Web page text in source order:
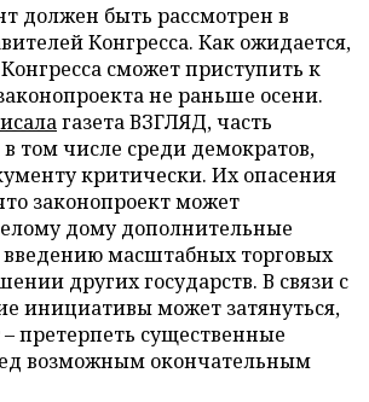
должен быть рассмотрен в
Конгресса. Как ожидается,
сможет приступить к
не раньше осени.
газета ВЗГЛЯД, часть
том числе среди демократов,
критически. Их опасения
законопроект может
дому дополнительные
масштабных торговых
других государств. В связи с
инициативы может затянуться,
претерпеть существенные
возможным окончательным